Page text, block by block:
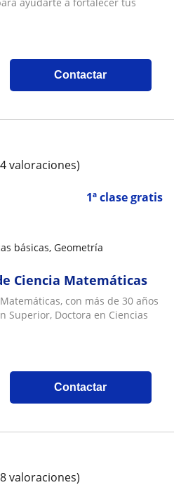
Contactar
1ª clase gratis
valoraciones)
básicas, Geometría
Ciencia Matemáticas
con más de 30 años
Superior, Doctora en Ciencias
Contactar
valoraciones)